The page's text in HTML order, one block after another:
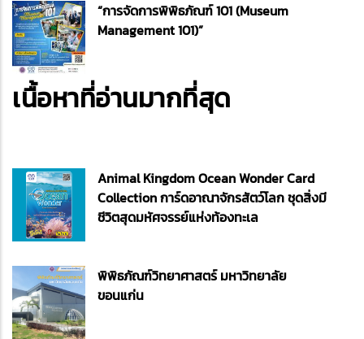
“การจัดการพิพิธภัณฑ์ 101 (Museum
Management 101)”
เนื้อหาที่อ่านมากที่สุด
Animal Kingdom Ocean Wonder Card
Collection การ์ดอาณาจักรสัตว์โลก ชุดสิ่งมี
ชีวิตสุดมหัศจรรย์แห่งท้องทะเล
พิพิธภัณฑ์วิทยาศาสตร์ มหาวิทยาลัย
ขอนแก่น